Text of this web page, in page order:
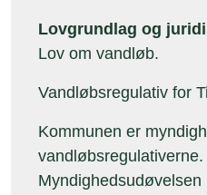
Lovgrundlag og
Lov om vandløb.
Vandløbsregulativ for
Kommunen er
vandløbsregulativerne.